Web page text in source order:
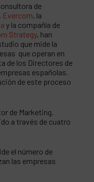
de
Evercom, la
y la compañía de
Strategy, han
que mide la
que operan en
de los Directores de
españolas.
de este proceso
de Marketing.
a través de cuatro
el número de
las empresas